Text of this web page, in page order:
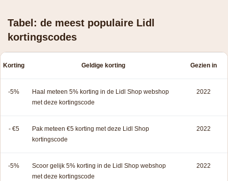
Tabel: de meest populaire Lidl
kortingscodes
Korting Geldige korting Gezien in
-5%
Haal meteen 5% korting in de Lidl Shop webshop
met deze kortingscode
2022
- €5
Pak meteen €5 korting met deze Lidl Shop
kortingscode
2022
-5%
Scoor gelijk 5% korting in de Lidl Shop webshop
met deze kortingscode
2022